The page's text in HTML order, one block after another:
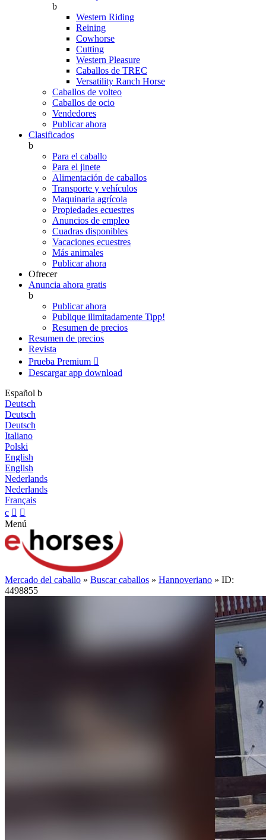
b
Western Riding
Reining
Cowhorse
Cutting
Western Pleasure
Caballos de TREC
Versatility Ranch Horse
Caballos de volteo
Caballos de ocio
Vendedores
Publicar ahora
Clasificados
b
Para el caballo
Para el jinete
Alimentación de caballos
Transporte y vehículos
Maquinaria agrícola
Propiedades ecuestres
Anuncios de empleo
Cuadras disponibles
Vacaciones ecuestres
Más animales
Publicar ahora
Ofrecer
Anuncia ahora gratis
b
Publicar ahora
Publique ilimitadamente Tipp!
Resumen de precios
Resumen de precios
Revista
Prueba Premium 
Descargar app download
Español b
Deutsch
Deutsch
Deutsch
Italiano
Polski
English
English
Nederlands
Nederlands
Français
c  
Menú
Mercado del caballo » Buscar caballos » Hannoveriano » ID:
4498855